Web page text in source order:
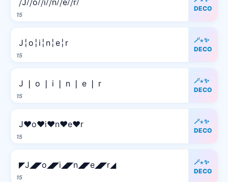
15
⧸J⧶⧸o⧶⧸i⧶⧸n⧶⧸e⧶⧸r⧶
DECO
15
J╎o╎i╎n╎e╎r
🪄⋆✨
DECO
15
J ❘ o ❘ i ❘ n ❘ e ❘ r
🪄⋆✨
DECO
15
J♥o♥i♥n♥e♥r
🪄⋆✨
DECO
15
◤J◢◤o◢◤i◢◤n◢◤e◢◤r◢
🪄⋆✨
DECO